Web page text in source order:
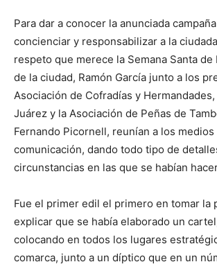
Para dar a conocer la anunciada
concienciar y responsabilizar a la
respeto que merece la Semana Santa
de la ciudad, Ramón García junto a los
Asociación de Cofradías y
Juárez y la Asociación de Peñas de
Fernando Picornell, reunían a los medios
comunicación, dando todo tipo de
circunstancias en las que se habían
Fue el primer edil el primero en tomar la
explicar que se había elaborado un
colocando en todos los lugares
comarca, junto a un díptico que en un